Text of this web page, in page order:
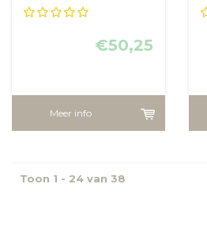
€50,25
Meer info
Toon 1 - 24 van 38